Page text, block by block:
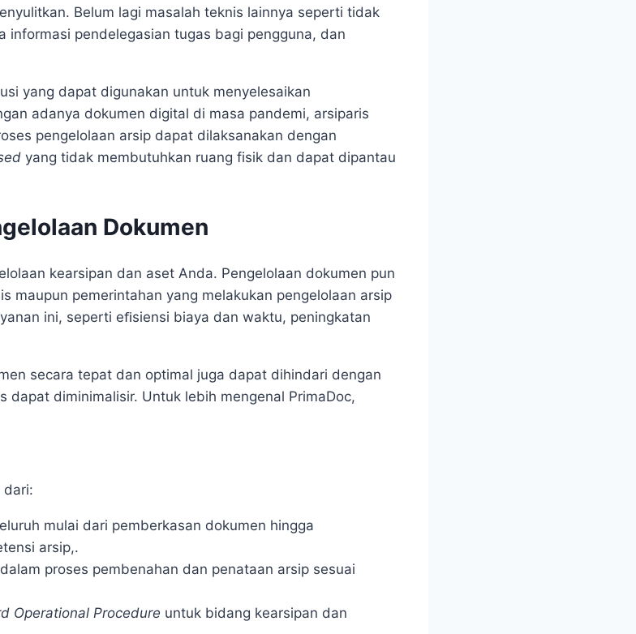
Belum lagi masalah teknis lainnya seperti tidak
informasi pendelegasian tugas bagi pengguna, dan
yang dapat digunakan untuk menyelesaikan
adanya dokumen digital di masa pandemi, arsiparis
pengelolaan arsip dapat dilaksanakan dengan
yang tidak membutuhkan ruang fisik dan dapat dipantau
Dokumen
kearsipan dan aset Anda. Pengelolaan dokumen pun
maupun pemerintahan yang melakukan pengelolaan arsip
ini, seperti eﬁsiensi biaya dan waktu, peningkatan
secara tepat dan optimal juga dapat dihindari dengan
dapat diminimalisir. Untuk lebih mengenal PrimaDoc,
dari:
mulai dari pemberkasan dokumen hingga
arsip,.
proses pembenahan dan penataan arsip sesuai
Operational Procedure untuk bidang kearsipan dan